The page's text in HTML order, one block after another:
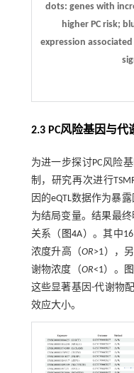
dots: genes with
higher PC risk;
expression
2.3 PC风险基因与
为进一步探讨PC风险
制，研究再次进行
因的eQTL数据作为暴
为结局变量。结果最
关系（ 图4A）。其中
浓度升高（OR>1），
谢物浓度（OR<1）。
这些显著基因-代谢物
效应大小。